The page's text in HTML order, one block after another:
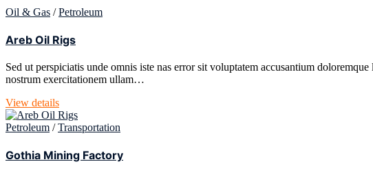
Oil & Gas /Petroleum
Areb Oil Rigs
Sed ut perspiciatis unde omnis iste nas error sit voluptatem accusantium
nostrum exercitationem ullam…
View details
Petroleum /Transportation
Gothia Mining Factory